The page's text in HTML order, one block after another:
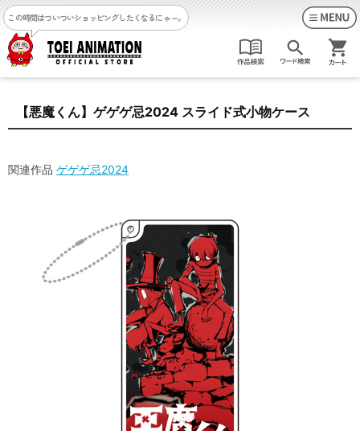
この時間はついついショッピングしたくなるにゃ～。
【悪魔くん】ゲゲゲ忌2024 スライド式小物ケース
関連作品 ゲゲゲ忌2024